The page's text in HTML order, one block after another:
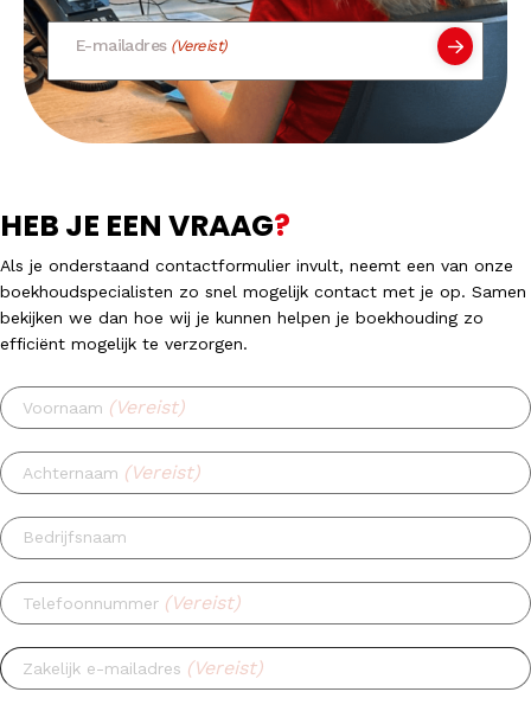
E-mailadres (Vereist)
HEB JE EEN VRAAG?
Als je onderstaand contactformulier invult, neemt een van onze
boekhoudspecialisten zo snel mogelijk contact met je op. Samen
bekijken we dan hoe wij je kunnen helpen je boekhouding zo
efficiënt mogelijk te verzorgen.
Voornaam (Vereist)
Achternaam (Vereist)
Bedrijfsnaam
Telefoonnummer (Vereist)
Zakelijk e-mailadres (Vereist)